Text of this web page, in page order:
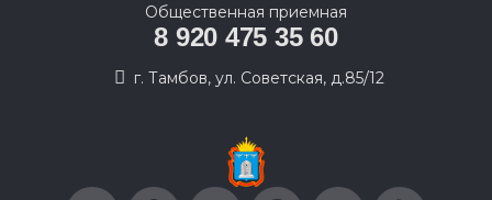
Общественная приемная
8 920 475 35 60
г. Тамбов, ул. Советская, д.85/12